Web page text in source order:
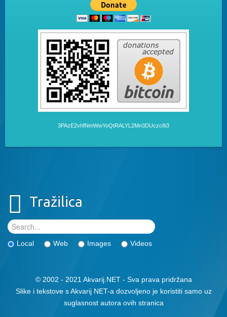
3PAzE2vhfNmWwYoQtRALYL2Mn3DUczc8i3
Tražilica
Local Web Images Videos
© 2002 - 2021 Akvarij.NET - Sva prava pridržana
Slike i tekstove s Akvarij NET-a dozvoljeno je koristiti samo uz
suglasnost autora ovih stranica